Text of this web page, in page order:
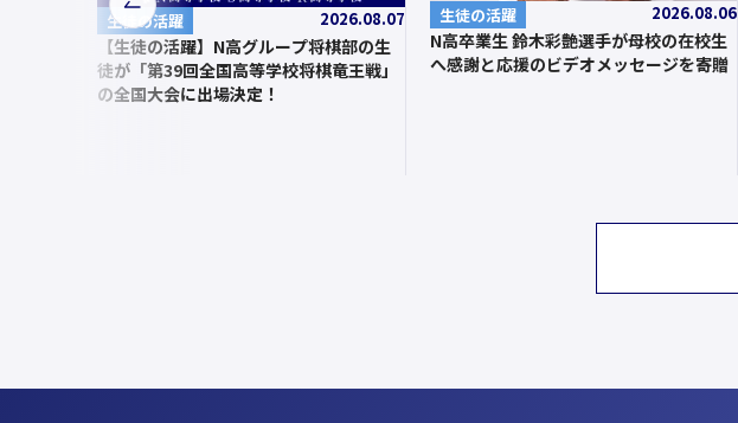
前
へ
生徒の活躍 2026.08.07
【生徒の活躍】N高グループ将棋部の生
徒が「第39回全国高等学校将棋竜王戦」
の全国大会に出場決定！
生徒の活躍 2026.08.06
N高卒業生 鈴木彩艶選手が母校の在校生
へ感謝と応援のビデオメッセージを寄贈